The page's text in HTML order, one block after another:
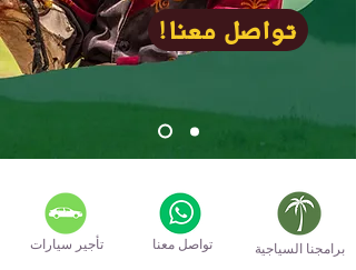
!تواصل معنا
تأجير سيارات تواصل معنا برامجنا السياجية